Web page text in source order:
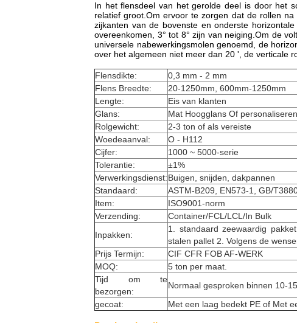
In het flensdeel van het gerolde deel is door het
relatief groot.Om ervoor te zorgen dat de rollen
zijkanten van de bovenste en onderste
overeenkomen, 3° tot 8° zijn van neiging.Om de
universele nabewerkingsmolen genoemd, de
over het algemeen niet meer dan 20 ', de verticale
Flensdikte:
0,3 mm - 2 mm
Flens Breedte:
20-1250mm, 600mm-1250mm
Lengte:
Eis van klanten
Glans:
Mat Hoogglans Of personaliseren
Rolgewicht:
2-3 ton of als vereiste
Woedeaanval:
O - H112
Cijfer:
1000 ~ 5000-serie
Tolerantie:
±1%
Verwerkingsdienst:Buigen, snijden, dakpannen
Standaard:
ASTM-B209, EN573-1, GB/
Item:
ISO9001-norm
Verzending:
Container/FCL/LCL/In Bulk
Inpakken:
1. standaard zeewaardig
stalen pallet 2. Volgens de
Prijs Termijn:
CIF CFR FOB AF-WERK
MOQ:
5 ton per maat.
Tijd om te
bezorgen:
Normaal gesproken binnen 10-
gecoat:
Met een laag bedekt PE of Met